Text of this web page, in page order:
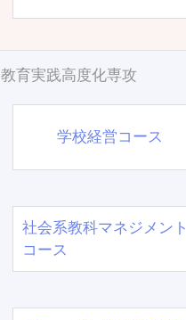
教育実践高度化専攻
学校経営コース
社会系教科マネジメント
コース